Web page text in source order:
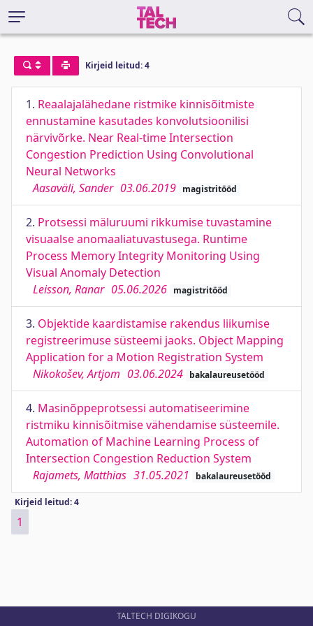
Kirjeid leitud: 4
1. Reaalajalähedane ristmike kinnisõitmiste
ennustamine kasutades konvolutsioonilisi
närvivõrke. Near Real-time Intersection
Congestion Prediction Using Convolutional
Neural Networks
Aasaväli, Sander 03.06.2019 magistritööd
2. Protsessi mäluruumi rikkumise tuvastamine
visuaalse anomaaliatuvastusega. Runtime
Process Memory Integrity Monitoring Using
Visual Anomaly Detection
Leisson, Ranar 05.06.2026 magistritööd
3. Objektide kaardistamise rakendus liikumise
registreerimuse süsteemi jaoks. Object Mapping
Application for a Motion Registration System
Nikokošev, Artjom 03.06.2024 bakalaureusetööd
4. Masinõppeprotsessi automatiseerimine
ristmiku kinnisõitmise vähendamise süsteemile.
Automation of Machine Learning Process of
Intersection Congestion Reduction System
Rajamets, Matthias 31.05.2021 bakalaureusetööd
Kirjeid leitud: 4
1
TALTECH DIGIKOGU